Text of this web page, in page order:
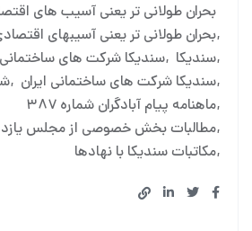
بحران طولانی تر یعنی آسیب های
بحران طولانی تر یعنی آسیبهای
سندیکا سندیکا شرکت های ساختمانی
سندیکا شرکت های ساختمانی ایران
ماهنامه پیام آبادگران شماره ۳۸۷
مطالبات بخش خصوصی از مجلس
مکاتبات سندیکا با نهادها